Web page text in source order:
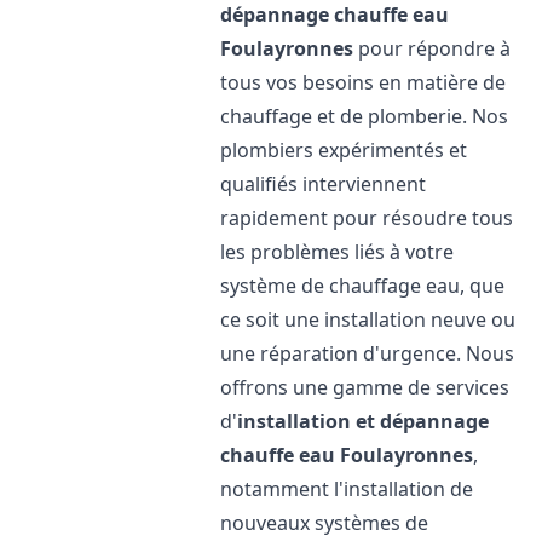
dépannage chauffe eau
Foulayronnes pour répondre à
tous vos besoins en matière de
chauffage et de plomberie. Nos
plombiers expérimentés et
qualifiés interviennent
rapidement pour résoudre tous
les problèmes liés à votre
système de chauffage eau, que
ce soit une installation neuve ou
une réparation d'urgence. Nous
offrons une gamme de services
d'installation et dépannage
chauffe eau Foulayronnes,
notamment l'installation de
nouveaux systèmes de